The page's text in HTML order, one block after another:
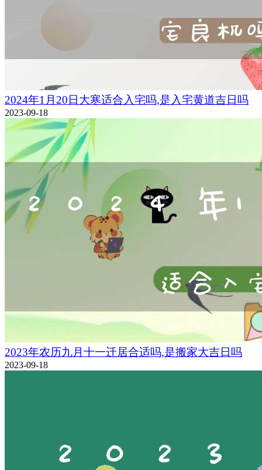
2024年1月20日大寒适合入宅吗,是入宅黄道吉日吗
2023-09-18
2023年农历九月十一迁居合适吗,是搬家大吉日吗
2023-09-18